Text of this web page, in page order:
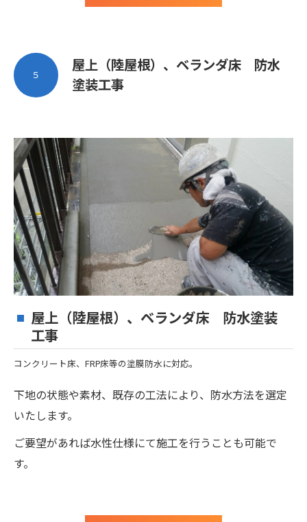
屋上（陸屋根）、ベランダ床 防水
塗装工事
５
屋上（陸屋根）、ベランダ床 防水塗装
工事
コンクリート床、FRP床等の塗膜防水に対応。
下地の状態や素材、既存の工法により、防水方法を選定
いたします。
ご要望があれば水性仕様にて施工を行うことも可能で
す。